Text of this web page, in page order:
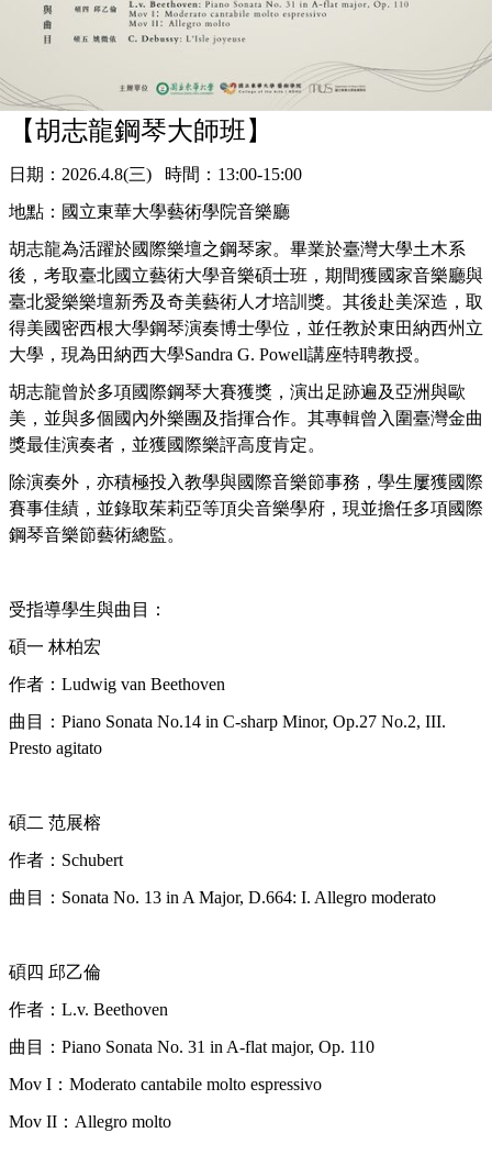
【胡志龍鋼琴大師班】
日期：2026.4.8(三) 時間：13:00-15:00
地點：國立東華大學藝術學院音樂廳
胡志龍為活躍於國際樂壇之鋼琴家。畢業於臺灣大學土木系
後，考取臺北國立藝術大學音樂碩士班，期間獲國家音樂廳與
臺北愛樂樂壇新秀及奇美藝術人才培訓獎。其後赴美深造，取
得美國密西根大學鋼琴演奏博士學位，並任教於東田納西州立
大學，現為田納西大學Sandra G. Powell講座特聘教授。
胡志龍曾於多項國際鋼琴大賽獲獎，演出足跡遍及亞洲與歐
美，並與多個國內外樂團及指揮合作。其專輯曾入圍臺灣金曲
獎最佳演奏者，並獲國際樂評高度肯定。
除演奏外，亦積極投入教學與國際音樂節事務，學生屢獲國際
賽事佳績，並錄取茱莉亞等頂尖音樂學府，現並擔任多項國際
鋼琴音樂節藝術總監。
受指導學生與曲目：
碩一 林柏宏
作者： Ludwig van Beethoven
曲目： Piano Sonata No.14 in C-sharp Minor, Op.27 No.2, III.
Presto agitato
碩二 范展榕
作者： Schubert
曲目： Sonata No. 13 in A Major, D.664: I. Allegro moderato
碩四 邱乙倫
作者： L.v. Beethoven
曲目： Piano Sonata No. 31 in A-flat major, Op. 110
Mov I ： Moderato cantabile molto espressivo
Mov II ： Allegro molto